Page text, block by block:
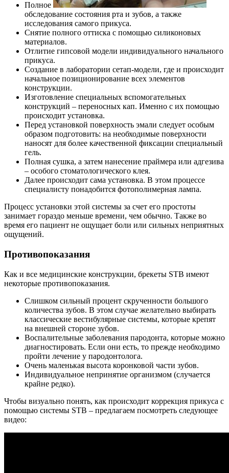
Полное
обследование состояния рта и зубов, а также
исследования самого прикуса.
Снятие полного оттиска с помощью силиконовых
материалов.
Отлитие гипсовой модели индивидуального начального
прикуса.
Создание в лаборатории сетап-модели, где и происходит
начальное позиционирование всех элементов
конструкции.
Изготовление специальных вспомогательных
конструкций – переносных кап. Именно с их помощью
происходит установка.
Перед установкой поверхность эмали следует особым
образом подготовить: на необходимые поверхности
наносят для более качественной фиксации специальный
гель.
Полная сушка, а затем нанесение праймера или адгезива
– особого стоматологического клея.
Далее происходит сама установка. В этом процессе
специалисту понадобится фотополимерная лампа.
Процесс установки этой системы за счет его простоты
занимает гораздо меньше времени, чем обычно. Также во
время его пациент не ощущает боли или сильных неприятных
ощущений.
Противопоказания
Как и все медицинские конструкции, брекеты STB имеют
некоторые противопоказания.
Слишком сильный процент скрученности большого
количества зубов. В этом случае желательно выбирать
классические вестибулярные системы, которые крепят
на внешней стороне зубов.
Воспалительные заболевания пародонта, которые можно
диагностировать. Если они есть, то прежде необходимо
пройти лечение у пародонтолога.
Очень маленькая высота коронковой части зубов.
Индивидуальное непринятие организмом (случается
крайне редко).
Чтобы визуально понять, как происходит коррекция прикуса с
помощью системы STB – предлагаем посмотреть следующее
видео: